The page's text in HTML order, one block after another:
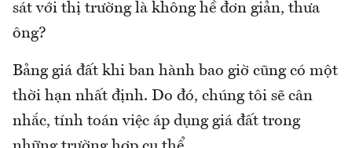
sát với thị trường là không hề đơn giản, thưa
ông?
Bảng giá đất khi ban hành bao giờ cũng có một
thời hạn nhất định. Do đó, chúng tôi sẽ cân
nhắc, tính toán việc áp dụng giá đất trong